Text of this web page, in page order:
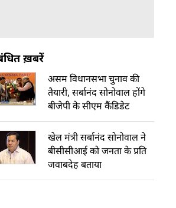
ख़बरें
असम विधानसभा चुनाव की
तैयारी, सर्बानंद सोनोवाल होंगे
बीजेपी के सीएम कैंडिडेट
खेल मंत्री सर्बानंद सोनोवाल ने
बीसीसीआई को जनता के प्रति
जवाबदेह बताया